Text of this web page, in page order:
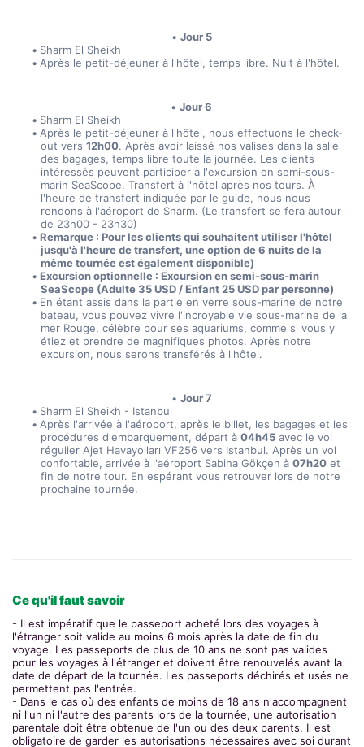
Jour 5
Sharm El Sheikh
Après le petit-déjeuner à l'hôtel, temps libre. Nuit à l'hôtel.
Jour 6
Sharm El Sheikh
Après le petit-déjeuner à l'hôtel, nous effectuons le check-
out vers 12h00. Après avoir laissé nos valises dans la salle
des bagages, temps libre toute la journée. Les clients
intéressés peuvent participer à l'excursion en semi-sous-
marin SeaScope. Transfert à l'hôtel après nos tours. À
l'heure de transfert indiquée par le guide, nous nous
rendons à l'aéroport de Sharm. (Le transfert se fera autour
de 23h00 - 23h30)
Remarque : Pour les clients qui souhaitent utiliser l'hôtel
jusqu'à l'heure de transfert, une option de 6 nuits de la
même tournée est également disponible)
Excursion optionnelle : Excursion en semi-sous-marin
SeaScope (Adulte 35 USD / Enfant 25 USD par personne)
En étant assis dans la partie en verre sous-marine de notre
bateau, vous pouvez vivre l'incroyable vie sous-marine de la
mer Rouge, célèbre pour ses aquariums, comme si vous y
étiez et prendre de magnifiques photos. Après notre
excursion, nous serons transférés à l'hôtel.
Jour 7
Sharm El Sheikh - Istanbul
Après l'arrivée à l'aéroport, après le billet, les bagages et les
procédures d'embarquement, départ à 04h45 avec le vol
régulier Ajet Havayolları VF256 vers Istanbul. Après un vol
confortable, arrivée à l'aéroport Sabiha Gökçen à 07h20 et
fin de notre tour. En espérant vous retrouver lors de notre
prochaine tournée.
Ce qu'il faut savoir
- Il est impératif que le passeport acheté lors des voyages à
l'étranger soit valide au moins 6 mois après la date de fin du
voyage. Les passeports de plus de 10 ans ne sont pas valides
pour les voyages à l'étranger et doivent être renouvelés avant la
date de départ de la tournée. Les passeports déchirés et usés ne
permettent pas l'entrée.
- Dans le cas où des enfants de moins de 18 ans n'accompagnent
ni l'un ni l'autre des parents lors de la tournée, une autorisation
parentale doit être obtenue de l'un ou des deux parents. Il est
obligatoire de garder les autorisations nécessaires avec soi durant